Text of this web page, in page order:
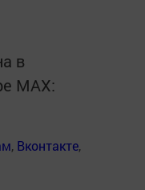
в
MАХ:
, Вконтакте,